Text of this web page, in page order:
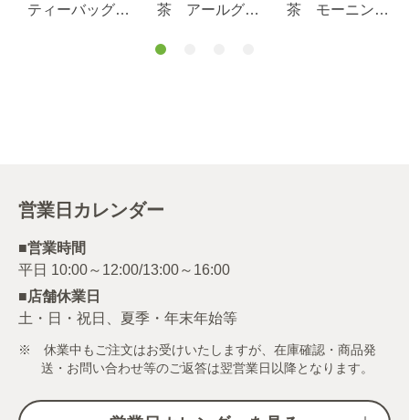
ティーバッグ４
茶 アールグレ
グ）
茶 モーニング
営業日カレンダー
■営業時間
■店舗休業日
土・日・祝日、夏季・年末年始等
※ 休業中もご注文はお受けいたしますが、在庫確認・商品発
送・お問い合わせ等のご返答は翌営業日以降となります。